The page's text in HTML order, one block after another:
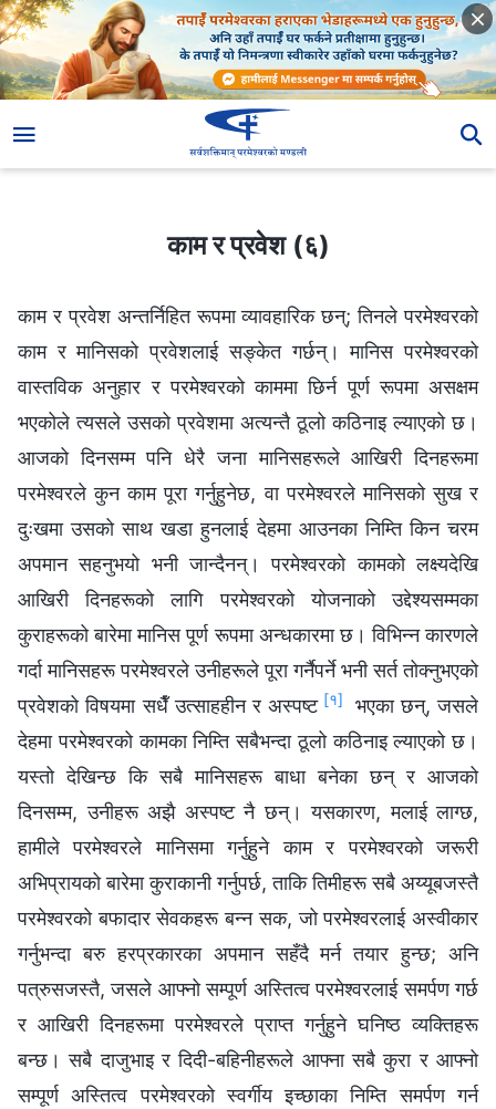
काम र प्रवेश (६)
काम र प्रवेश अन्तर्निहित रूपमा व्यावहारिक छन्; तिनले परमेश्‍वरको
काम र मानिसको प्रवेशलाई सङ्केत गर्छन्। मानिस परमेश्‍वरको
वास्तविक अनुहार र परमेश्‍वरको काममा छिर्न पूर्ण रूपमा असक्षम
भएकोले त्यसले उसको प्रवेशमा अत्यन्तै ठूलो कठिनाइ ल्याएको छ।
आजको दिनसम्म पनि धेरै जना मानिसहरूले आखिरी दिनहरूमा
परमेश्‍वरले कुन काम पूरा गर्नुहुनेछ, वा परमेश्‍वरले मानिसको सुख र
दुःखमा उसको साथ खडा हुनलाई देहमा आउनका निम्ति किन चरम
अपमान सहनुभयो भनी जान्दैनन्। परमेश्‍वरको कामको लक्ष्यदेखि
आखिरी दिनहरूको लागि परमेश्‍वरको योजनाको उद्देश्यसम्मका
कुराहरूको बारेमा मानिस पूर्ण रूपमा अन्धकारमा छ। विभिन्न कारणले
गर्दा मानिसहरू परमेश्‍वरले उनीहरूले पूरा गर्नैपर्ने भनी सर्त तोक्नुभएको
प्रवेशको विषयमा सधैँ उत्साहहीन र अस्पष्ट [१]
भएका छन्, जसले
देहमा परमेश्‍वरको कामका निम्ति सबैभन्दा ठूलो कठिनाइ ल्याएको छ।
यस्तो देखिन्छ कि सबै मानिसहरू बाधा बनेका छन् र आजको
दिनसम्म, उनीहरू अझै अस्पष्ट नै छन्। यसकारण, मलाई लाग्छ,
हामीले परमेश्‍वरले मानिसमा गर्नुहुने काम र परमेश्‍वरको जरूरी
अभिप्रायको बारेमा कुराकानी गर्नुपर्छ, ताकि तिमीहरू सबै अय्यूबजस्तै
परमेश्‍वरको बफादार सेवकहरू बन्न सक, जो परमेश्‍वरलाई अस्वीकार
गर्नुभन्दा बरु हरप्रकारका अपमान सहँदै मर्न तयार हुन्छ; अनि
पत्रुसजस्तै, जसले आफ्नो सम्पूर्ण अस्तित्व परमेश्‍वरलाई समर्पण गर्छ
र आखिरी दिनहरूमा परमेश्‍वरले प्राप्त गर्नुहुने घनिष्ठ व्यक्तिहरू
बन्छ। सबै दाजुभाइ र दिदी-बहिनीहरूले आफ्ना सबै कुरा र आफ्नो
सम्पूर्ण अस्तित्व परमेश्‍वरको स्वर्गीय इच्छाका निम्ति समर्पण गर्न